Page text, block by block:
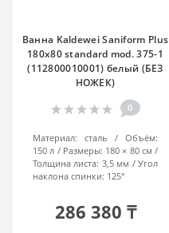
Ванна Kaldewei Saniform Plus
180x80 standard mod. 375-1
(112800010001) белый (БЕЗ
НОЖЕК)
0
Материал: сталь
Объём:
150 л
Размеры: 180 × 80 см
Толщина листа: 3,5 мм
Угол
наклона спинки: 125°
286 380 ₸